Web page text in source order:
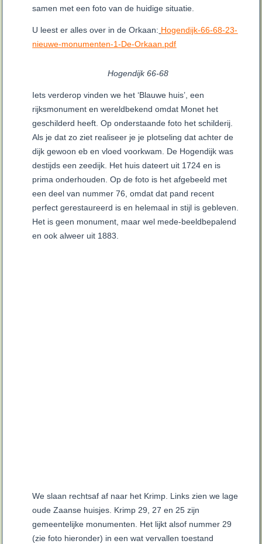
samen met een foto van de huidige situatie.
U leest er alles over in de Orkaan: Hogendijk-66-68-23-
nieuwe-monumenten-1-De-Orkaan.pdf
Hogendijk 66-68
Iets verderop vinden we het ‘Blauwe huis’, een
rijksmonument en wereldbekend omdat Monet het
geschilderd heeft. Op onderstaande foto het schilderij.
Als je dat zo ziet realiseer je je plotseling dat achter de
dijk gewoon eb en vloed voorkwam. De Hogendijk was
destijds een zeedijk. Het huis dateert uit 1724 en is
prima onderhouden. Op de foto is het afgebeeld met
een deel van nummer 76, omdat dat pand recent
perfect gerestaureerd is en helemaal in stijl is gebleven.
Het is geen monument, maar wel mede-beeldbepalend
en ook alweer uit 1883.
We slaan rechtsaf af naar het Krimp. Links zien we lage
oude Zaanse huisjes. Krimp 29, 27 en 25 zijn
gemeentelijke monumenten. Het lijkt alsof nummer 29
(zie foto hieronder) in een wat vervallen toestand